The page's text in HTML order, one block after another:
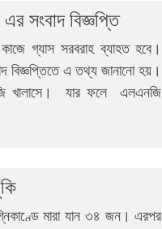
সংবাদ বিজ্ঞপ্তি
গ্যাস সরবরাহ ব্যাহত হবে।
বিজ্ঞপ্তিতে এ তথ্য জানানো হয়।
খালাসে। যার ফলে এলএনজি
মারা যান ৩৪ জন। এরপর